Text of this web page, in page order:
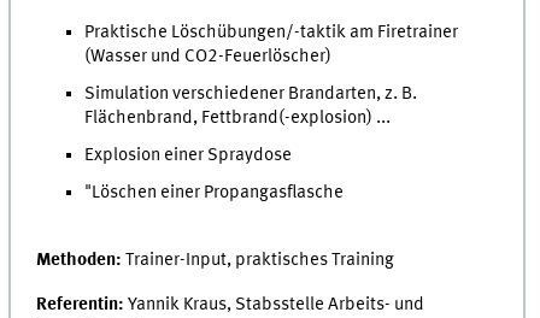
Praktische Löschübungen/-taktik am Firetrainer
(Wasser und CO2-Feuerlöscher)
Simulation verschiedener Brandarten, z. B.
Flächenbrand, Fettbrand(-explosion) ...
Explosion einer Spraydose
"Löschen einer Propangasflasche
Methoden: Trainer-Input, praktisches Training
Referentin: Yannik Kraus, Stabsstelle Arbeits- und